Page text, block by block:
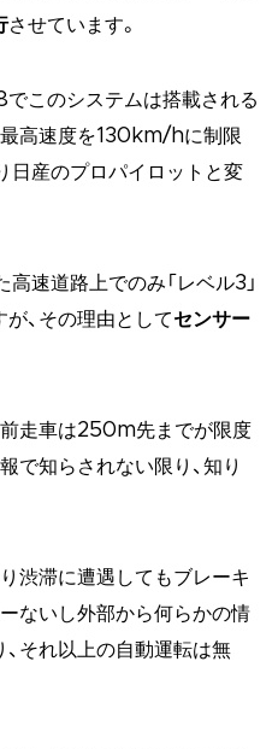
させています。
このシステムは搭載される
最高速度を130km/hに制限
日産のプロパイロットと変
速道路上でのみ「レベル3」
、その理由としてセンサー
前走車は250m先までが限度
で知らされない限り、知り
渋滞に遭遇してもブレーキ
ないし外部から何らかの情
それ以上の自動運転は無